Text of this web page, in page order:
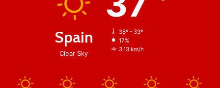
Spain
Clear Sky
38º - 33º
17%
3.13 km/h